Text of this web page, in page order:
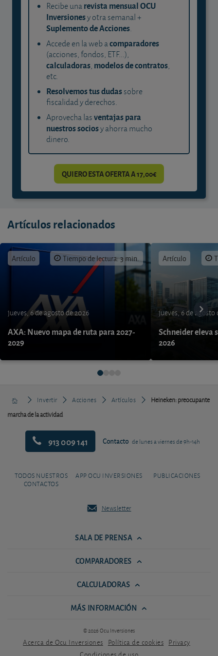
Recibe unarevista mensual OCU
Inversionesy otra semanal +
Suplemento de Acciones.
Accede en la web acomparadores
(acciones, fondos, ETF...),
calculadoras, modelos de contratos,
etc.
Resolvemos tus dudassobre
fiscalidad y derechos.
Aprovecha lasventajas para
nuestros sociosy ahorra mucho
dinero.
QUIERO ESTA OFERTA A 17,00€
Artículos relacionados
Artículo Tiempo de lectura: 3 min.
jueves, 6 de agosto de 2026
AXA: Nuevo mapa de ruta para 2027-
2029
Artículo
jueves, 6 de agosto
Schneider eleva
2026
Invertir Acciones Artículos
Heineken: preocupante
marcha de la actividad
913 009 141 Contacto de lunes a viernes de 9h-14h
TODOS NUESTROS
CONTACTOS
APP OCU INVERSIONES PUBLICACIONES
Newsletter
SALA DE PRENSA
COMPARADORES
CALCULADORAS
MÁS INFORMACIÓN
© 2026 Ocu Inversiones
Acerca de Ocu Inversiones Política de cookies Privacy